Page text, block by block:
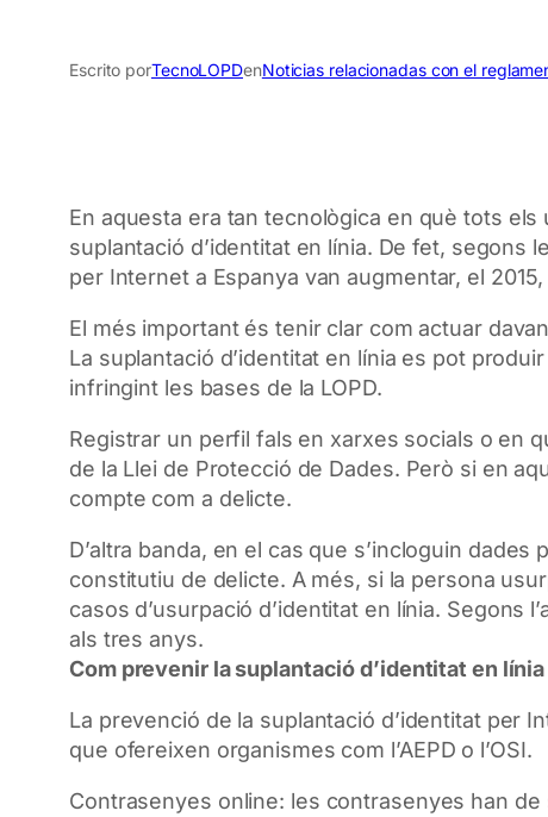
Escrito porTecnoLOPDenNoticias relacionadas con el
En aquesta era tan tecnològica en què tots
suplantació d’identitat en línia. De fet, segons
per Internet a Espanya van augmentar, el
El més important és tenir clar com actuar
La suplantació d’identitat en línia es pot
infringint les bases de la LOPD.
Registrar un perfil fals en xarxes socials o en
de la Llei de Protecció de Dades. Però si en
compte com a delicte.
D’altra banda, en el cas que s’incloguin
constitutiu de delicte. A més, si la persona
casos d’usurpació d’identitat en línia.
als tres anys.
Com prevenir la suplantació d’identitat en línia
La prevenció de la suplantació d’identitat per
que ofereixen organismes com l’AEPD o l’OSI.
Contrasenyes online: les contrasenyes han